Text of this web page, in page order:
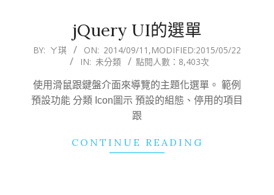
jQuery UI的選單
2014-
11
BY: ㄚ琪 ON: 2014/09/11 ,MODIFIED:2015/05/22
IN: 未分類 點閱人數：8,403次
使用滑鼠跟鍵盤介面來導覽的主題化選單。 範例
預設功能 分類 Icon圖示 預設的組態、停用的項目
跟
CONTINUE READING